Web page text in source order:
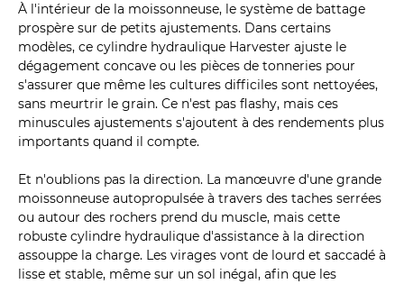
À l'intérieur de la moissonneuse, le système de battage
prospère sur de petits ajustements. Dans certains
modèles, ce cylindre hydraulique Harvester ajuste le
dégagement concave ou les pièces de tonneries pour
s'assurer que même les cultures difficiles sont nettoyées,
sans meurtrir le grain. Ce n'est pas flashy, mais ces
minuscules ajustements s'ajoutent à des rendements plus
importants quand il compte.
Et n'oublions pas la direction. La manœuvre d'une grande
moissonneuse autopropulsée à travers des taches serrées
ou autour des rochers prend du muscle, mais cette
robuste cylindre hydraulique d'assistance à la direction
assouppe la charge. Les virages vont de lourd et saccadé à
lisse et stable, même sur un sol inégal, afin que les